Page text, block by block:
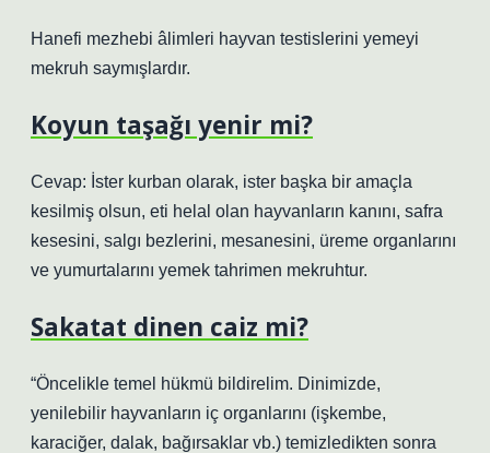
Hanefi mezhebi âlimleri hayvan testislerini yemeyi
mekruh saymışlardır.
Koyun taşağı yenir mi?
Cevap: İster kurban olarak, ister başka bir amaçla
kesilmiş olsun, eti helal olan hayvanların kanını, safra
kesesini, salgı bezlerini, mesanesini, üreme organlarını
ve yumurtalarını yemek tahrimen mekruhtur.
Sakatat dinen caiz mi?
“Öncelikle temel hükmü bildirelim. Dinimizde,
yenilebilir hayvanların iç organlarını (işkembe,
karaciğer, dalak, bağırsaklar vb.) temizledikten sonra